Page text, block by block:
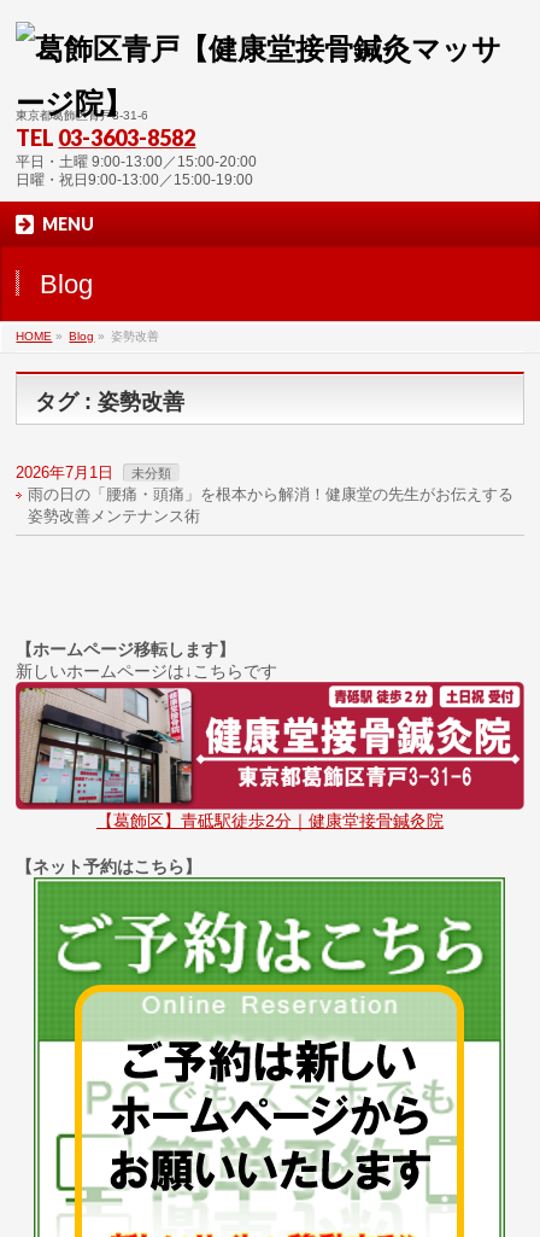
東京都葛飾区青戸3-31-6
TEL 03-3603-8582
平日・土曜 9:00-13:00／15:00-20:00
日曜・祝日9:00-13:00／15:00-19:00
MENU
Blog
HOME » Blog » 姿勢改善
タグ : 姿勢改善
2026年7月1日 未分類
雨の日の「腰痛・頭痛」を根本から解消！健康堂の先生がお伝えする
姿勢改善メンテナンス術
【ホームページ移転します】
新しいホームページは↓こちらです
【葛飾区】青砥駅徒歩2分｜健康堂接骨鍼灸院
【ネット予約はこちら】